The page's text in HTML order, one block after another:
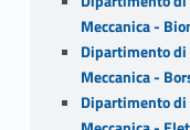
Meccanica -
Dipartimento
Meccanica -
Dipartimento